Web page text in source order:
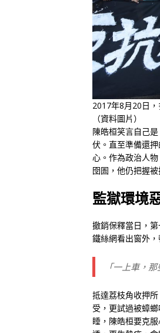
2017年8月20日
（資料圖片）
陳皓桓笑言自己
伏。直至準備還
心。作為政治人
囹圄，他仍把握
監獄環境
撤銷保釋當日，
鐵絲網看出窗外，
「一上車，
抵達荔枝角收押
受，更試過被蟑
睡，陳皓桓要克